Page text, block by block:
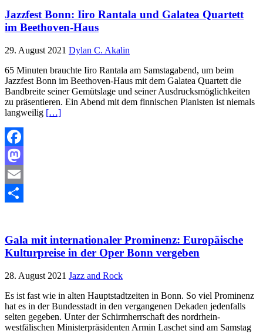
Jazzfest Bonn: Iiro Rantala und Galatea Quartett
im Beethoven-Haus
29. August 2021 Dylan C. Akalin
65 Minuten brauchte Iiro Rantala am Samstagabend, um beim
Jazzfest Bonn im Beethoven-Haus mit dem Galatea Quartett die
Bandbreite seiner Gemütslage und seiner Ausdrucksmöglichkeiten
zu präsentieren. Ein Abend mit dem finnischen Pianisten ist niemals
langweilig […]
Facebook
Mastodon
Email
Gala mit internationaler Prominenz: Europäische
Kulturpreise in der Oper Bonn vergeben
28. August 2021 Jazz and Rock
Es ist fast wie in alten Hauptstadtzeiten in Bonn. So viel Prominenz
hat es in der Bundesstadt in den vergangenen Dekaden jedenfalls
selten gegeben. Unter der Schirmherrschaft des nordrhein-
westfälischen Ministerpräsidenten Armin Laschet sind am Samstag